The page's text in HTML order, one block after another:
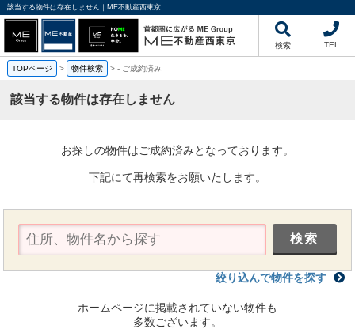
該当する物件は存在しません｜ME不動産西東京
検索 TEL
TOPページ > 物件検索 >- ご成約済み
該当する物件は存在しません
お探しの物件はご成約済みとなっております。
下記にて再検索をお願いたします。
絞り込んで物件を探す
ホームページに掲載されていない物件も
多数ございます。